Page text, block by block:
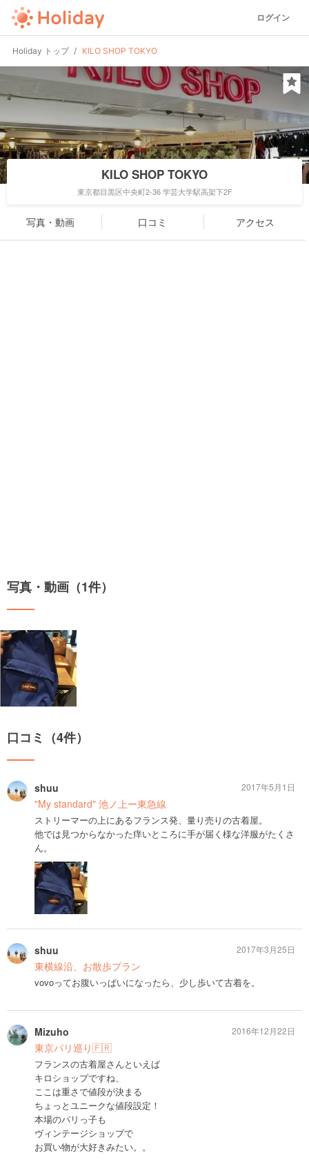
ログイン
Holiday トップ KILO SHOP TOKYO
KILO SHOP TOKYO
東京都目黒区中央町2-36 学芸大学駅高架下2F
写真・動画 口コミ アクセス
写真・動画（1件）
口コミ（4件）
shuu
"My standard" 池ノ上ー東急線
ストリーマーの上にあるフランス発、量り売りの古着屋。
他では見つからなかった痒いところに手が届く様な洋服がたくさ
ん。
2017年5月1日
shuu
東横線沿、お散歩プラン
vovoってお腹いっぱいになったら、少し歩いて古着を。
2017年3月25日
Mizuho
東京パリ巡り🇫🇷
フランスの古着屋さんといえば
キロショップですね、
ここは重さで値段が決まる
ちょっとユニークな値段設定！
本場のパリっ子も
ヴィンテージショップで
お買い物が大好きみたい。。
2016年12月22日